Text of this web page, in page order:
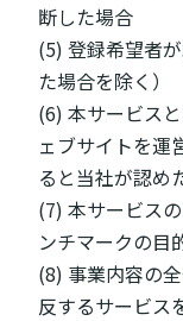
断した場合
(5) 登録希望者
た場合を除く）
(6) 本サービス
ェブサイトを運
ると当社が認め
(7) 本サービス
ンチマークの目
(8) 事業内容の
反するサービス